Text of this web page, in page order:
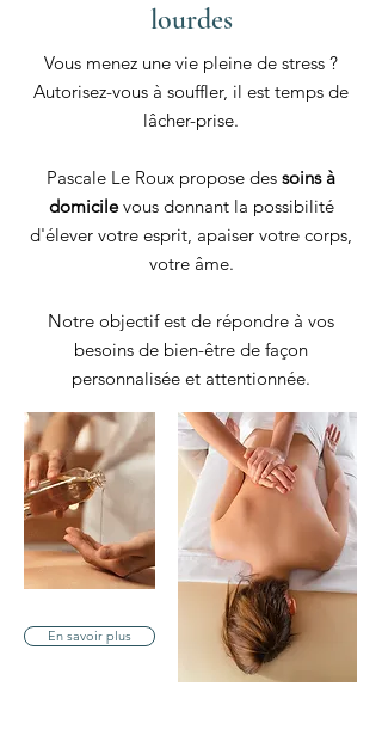
lourdes
Vous menez une vie pleine de stress ?
Autorisez-vous à souffler, il est temps de
lâcher-prise.
Pascale Le Roux propose des soins à
domicilevous donnant la possibilité
d'élever votre esprit, apaiser votre corps,
votre âme.
Notre objectif est de répondre à vos
besoins de bien-être de façon
personnalisée et attentionnée.
En savoir plus